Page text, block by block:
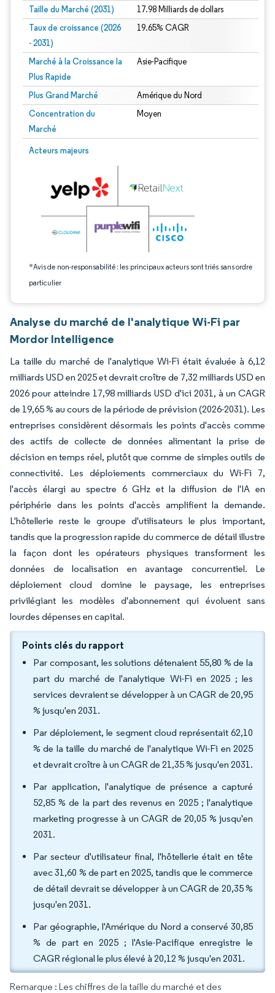
Taille du Marché (2031) 17.98 Milliards de dollars
Taux de croissance (2026
- 2031)
19.65% CAGR
Marché à la Croissance la
Plus Rapide
Asie-Pacifique
Plus Grand Marché Amérique du Nord
Concentration du
Marché
Moyen
Acteurs majeurs
*Avis de non-responsabilité : les principaux acteurs sont triés sans ordre
particulier
Image © Mordor Intelligence. La réutilisation nécessite une attribution sous CC
Analyse du marché de l'analytique Wi-Fi par
Mordor Intelligence
La taille du marché de l'analytique Wi-Fi était évaluée à 6,12
milliards USD en 2025 et devrait croître de 7,32 milliards USD en
2026 pour atteindre 17,98 milliards USD d'ici 2031, à un CAGR
de 19,65 % au cours de la période de prévision (2026-2031). Les
entreprises considèrent désormais les points d'accès comme
des actifs de collecte de données alimentant la prise de
décision en temps réel, plutôt que comme de simples outils de
connectivité. Les déploiements commerciaux du Wi-Fi 7,
l'accès élargi au spectre 6 GHz et la diffusion de l'IA en
périphérie dans les points d'accès amplifient la demande.
L'hôtellerie reste le groupe d'utilisateurs le plus important,
tandis que la progression rapide du commerce de détail illustre
la façon dont les opérateurs physiques transforment les
données de localisation en avantage concurrentiel. Le
déploiement cloud domine le paysage, les entreprises
privilégiant les modèles d'abonnement qui évoluent sans
lourdes dépenses en capital.
Points clés du rapport
Par composant, les solutions détenaient 55,80 % de la
part du marché de l'analytique Wi-Fi en 2025 ; les
services devraient se développer à un CAGR de 20,95
% jusqu'en 2031.
Par déploiement, le segment cloud représentait 62,10
% de la taille du marché de l'analytique Wi-Fi en 2025
et devrait croître à un CAGR de 21,35 % jusqu'en 2031.
Par application, l'analytique de présence a capturé
52,85 % de la part des revenus en 2025 ; l'analytique
marketing progresse à un CAGR de 20,05 % jusqu'en
2031.
Par secteur d'utilisateur final, l'hôtellerie était en tête
avec 31,60 % de part en 2025, tandis que le commerce
de détail devrait se développer à un CAGR de 20,35 %
jusqu'en 2031.
Par géographie, l'Amérique du Nord a conservé 30,85
% de part en 2025 ; l'Asie-Pacifique enregistre le
CAGR régional le plus élevé à 20,12 % jusqu'en 2031.
Remarque : Les chiffres de la taille du marché et des